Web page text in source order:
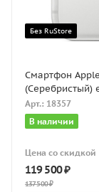
Без RuStore
Смартфон
(Серебристый)
Арт.: 18357
В наличии
Цена со скидкой
119 500₽
137 500₽